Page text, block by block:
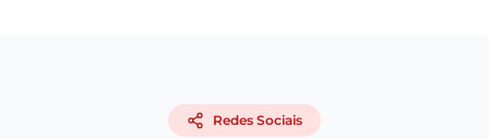
Redes Sociais